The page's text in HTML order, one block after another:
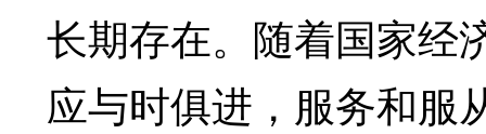
长期存在。随着国家经
应与时俱进，服务和服